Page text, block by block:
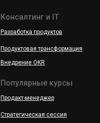
Консалтинг и IT
Разработка продуктов
Продуктовая трансформация
Внедрение OKR
Популярные курсы
Продакт-менеджер
Стратегическая сессия